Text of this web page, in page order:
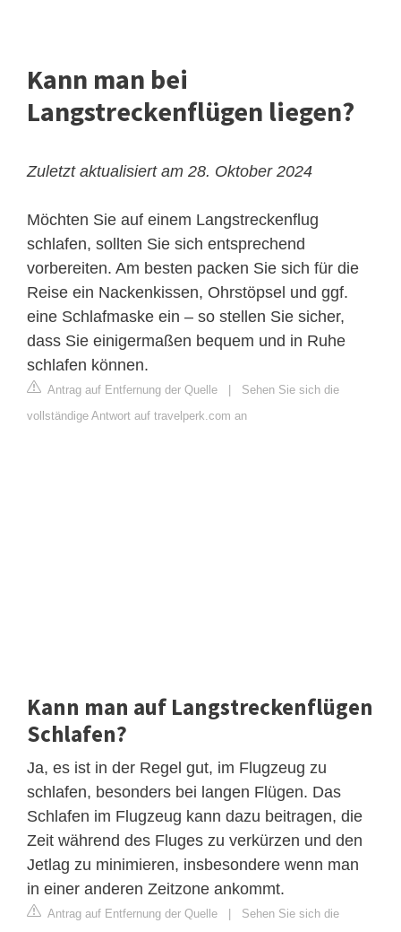
Kann man bei
Langstreckenflügen liegen?
Zuletzt aktualisiert am 28. Oktober 2024
Möchten Sie auf einem Langstreckenflug
schlafen, sollten Sie sich entsprechend
vorbereiten. Am besten packen Sie sich für die
Reise ein Nackenkissen, Ohrstöpsel und ggf.
eine Schlafmaske ein – so stellen Sie sicher,
dass Sie einigermaßen bequem und in Ruhe
schlafen können.
Antrag auf Entfernung der Quelle
Sehen Sie sich die
vollständige Antwort auf travelperk.com an
Kann man auf Langstreckenflügen
Schlafen?
Ja, es ist in der Regel gut, im Flugzeug zu
schlafen, besonders bei langen Flügen. Das
Schlafen im Flugzeug kann dazu beitragen, die
Zeit während des Fluges zu verkürzen und den
Jetlag zu minimieren, insbesondere wenn man
in einer anderen Zeitzone ankommt.
Antrag auf Entfernung der Quelle
Sehen Sie sich die